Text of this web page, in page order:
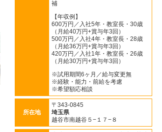
補
【年収例】
600万円／入社5年・教室長・30歳
（月給40万円+賞与年3回）
500万円／入社4年・教室長・28歳
（月給36万円+賞与年3回）
420万円／入社1年・教室長・26歳
（月給30万円+賞与年3回）
※試用期間6ヶ月／給与変更無
※経験・能力・前給を考慮
※希望額応相談
所在地
〒343-0845
埼玉県
越谷市南越谷５−１７−８